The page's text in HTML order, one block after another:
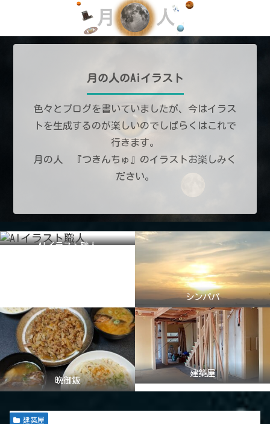
月の人のAiイラスト
色々とブログを書いていましたが、今はイラス
トを生成するのが楽しいのでしばらくはこれで
行きます。
月の人 『つきんちゅ』のイラストお楽しみく
ださい。
AIイラスト職人
シンパパ
晩御飯
建築屋
建築屋